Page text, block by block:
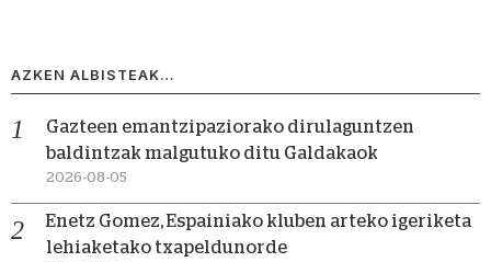
AZKEN ALBISTEAK…
Gazteen emantzipaziorako dirulaguntzen
baldintzak malgutuko ditu Galdakaok
2026-08-05
Enetz Gomez, Espainiako kluben arteko igeriketa
lehiaketako txapeldunorde